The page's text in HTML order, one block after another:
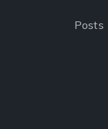
Posts